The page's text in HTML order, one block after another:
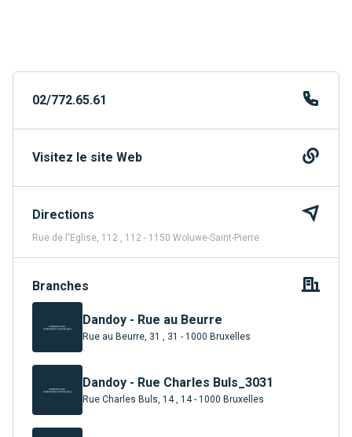
02/772.65.61
Visitez le site Web
Directions
Rue de l'Eglise, 112 , 112 - 1150 Woluwe-Saint-Pierre
Branches
Dandoy - Rue au Beurre
Rue au Beurre, 31 , 31 - 1000 Bruxelles
Dandoy - Rue Charles Buls_3031
Rue Charles Buls, 14 , 14 - 1000 Bruxelles